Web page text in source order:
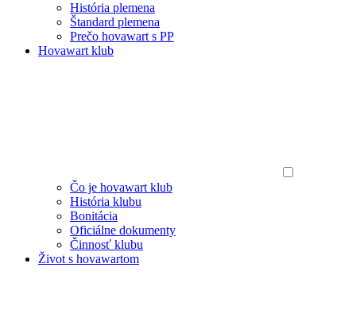
História plemena
Štandard plemena
Prečo hovawart s PP
Hovawart klub
Čo je hovawart klub
História klubu
Bonitácia
Oficiálne dokumenty
Činnosť klubu
Život s hovawartom